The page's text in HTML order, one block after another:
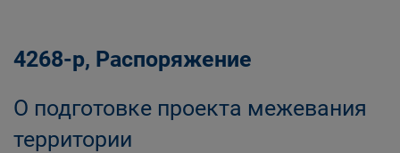
4268-р, Распоряжение
О подготовке проекта межевания
территории